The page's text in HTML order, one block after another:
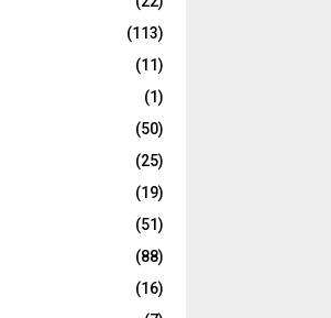
(113)
(11)
(1)
(50)
(25)
(19)
(51)
(88)
(16)